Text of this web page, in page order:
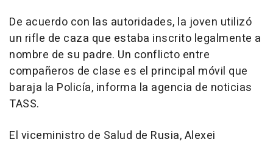
De acuerdo con las autoridades, la joven utilizó
un rifle de caza que estaba inscrito legalmente a
nombre de su padre. Un conflicto entre
compañeros de clase es el principal móvil que
baraja la Policía, informa la agencia de noticias
TASS.
El viceministro de Salud de Rusia, Alexei